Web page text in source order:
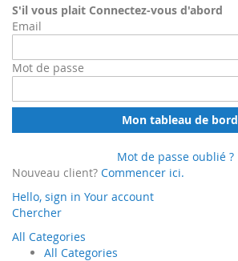
S'il vous plait Connectez-vous d'abord
Email
Mot de passe
Mon tableau de bord
Mot de passe oublié ?
Nouveau client? Commencer ici.
Hello, sign in Your account
Chercher
All Categories
All Categories